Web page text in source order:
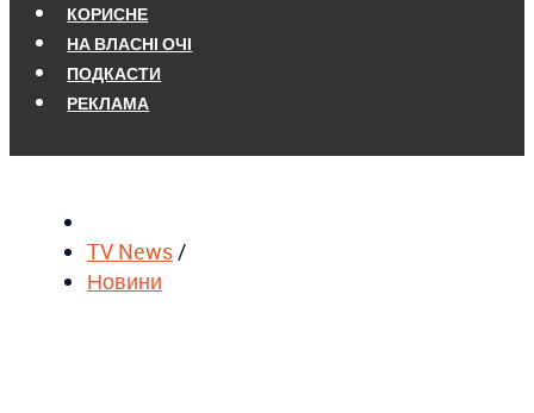
КОРИСНЕ
НА ВЛАСНІ ОЧІ
ПОДКАСТИ
РЕКЛАМА
TV News/
Новини